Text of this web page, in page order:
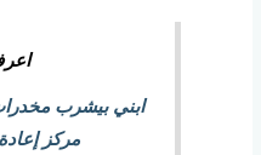
ابني بيشرب
مركز